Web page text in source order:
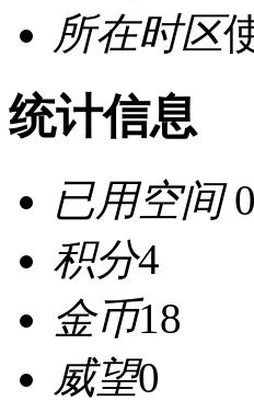
所在时区
统计信息
已用空间
积分4
金币18
威望0